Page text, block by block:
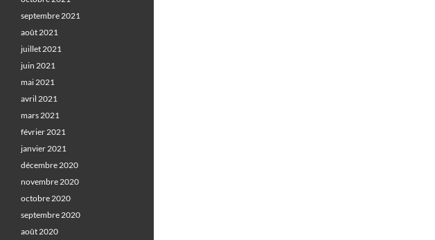
septembre 2021
août 2021
juillet 2021
juin 2021
mai 2021
avril 2021
mars 2021
février 2021
janvier 2021
décembre 2020
novembre 2020
octobre 2020
septembre 2020
août 2020